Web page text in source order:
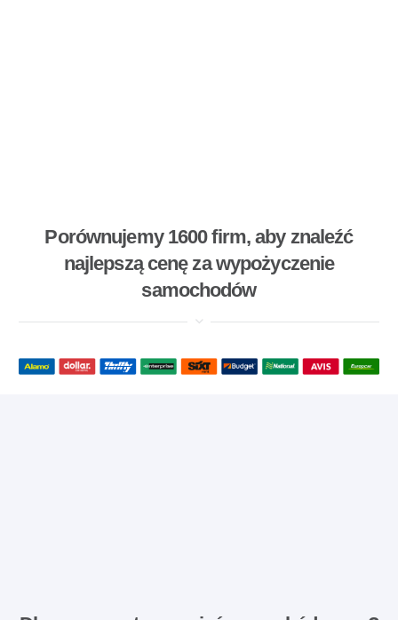
Porównujemy 1600 firm, aby znaleźć
najlepszą cenę za wypożyczenie
samochodów